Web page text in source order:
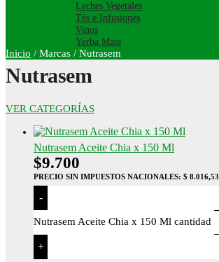
Leches Vegetales
Tés e Infusiones
Vinos
Yerba Mate
Inicio / Marcas / Nutrasem
Nutrasem
VER CATEGORÍAS
Nutrasem Aceite Chia x 150 Ml
$9.700
PRECIO SIN IMPUESTOS NACIONALES: $ 8.016,53
-
Nutrasem Aceite Chia x 150 Ml cantidad
+